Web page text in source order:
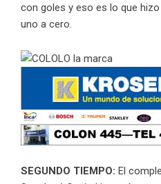
con goles y eso es lo que
uno a cero.
SEGUNDO TIEMPO: El